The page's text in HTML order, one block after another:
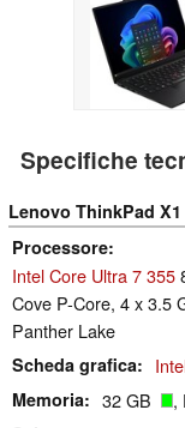
Specifiche
Lenovo ThinkPad
Processore
Intel Core Ultra 7 355
Cove P-Core, 4 x 3.5
Panther Lake
Scheda grafica
Memoria 32 GB ,